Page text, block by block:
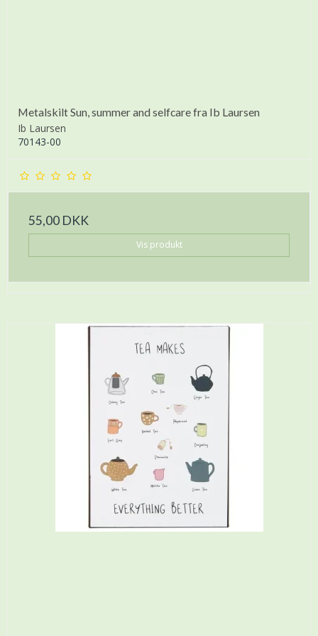
Metalskilt Sun, summer and selfcare fra Ib Laursen
Ib Laursen
70143-00
55,00 DKK
Vis produkt